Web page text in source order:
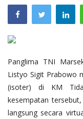
Polisi Kita
Panglima TNI
Listyo Sigit Prabowo
(isoter) di KM
kesempatan
langsung secara